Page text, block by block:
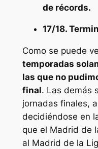
de récords.
17/18.
Como se puede
temporadas
las que no
final. Las demás
jornadas finales,
decidiéndose en
que el Madrid de
al Madrid de la